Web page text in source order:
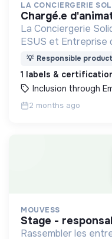
LA CONCIERGERIE
chargé.e
La Conciergerie
ESUS et Entreprise
services de
les entreprises,
💡 Responsible
1 labels &
Inclusion through
2 months ago
MOUVESS
stage -
Rassembler les